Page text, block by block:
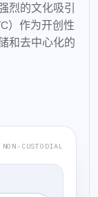
烈的文化吸引
）作为开创性
和去中心化的
NON-CUSTODIAL